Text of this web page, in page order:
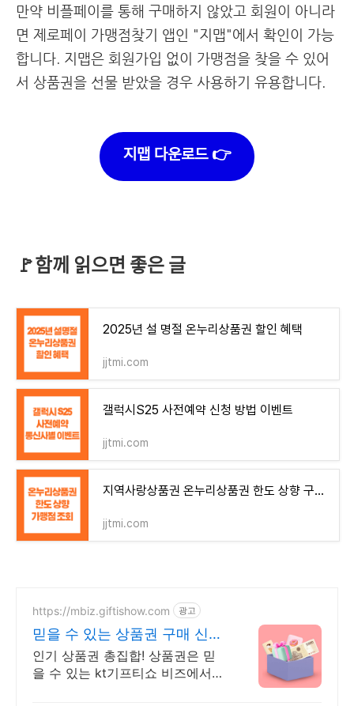
만약 비플페이를 통해 구매하지 않았고 회원이 아니라
면 제로페이 가맹점찾기 앱인 "지맵"에서 확인이 가능
합니다. 지맵은 회원가입 없이 가맹점을 찾을 수 있어
서 상품권을 선물 받았을 경우 사용하기 유용합니다.
지맵 다운로드 👉
🚩함께 읽으면 좋은 글
2025년 설 명절 온누리상품권 할인 혜택
jjtmi.com
갤럭시S25 사전예약 신청 방법 이벤트
jjtmi.com
지역사랑상품권 온누리상품권 한도 상향 구매처 가맹점 조회
jjtmi.com
https://mbiz.giftishow.com 광고
믿을 수 있는 상품권 구매 신규
고객 100% 상품혜택!
인기 상품권 총집합! 상품권은 믿
을 수 있는 kt기프티쇼 비즈에서